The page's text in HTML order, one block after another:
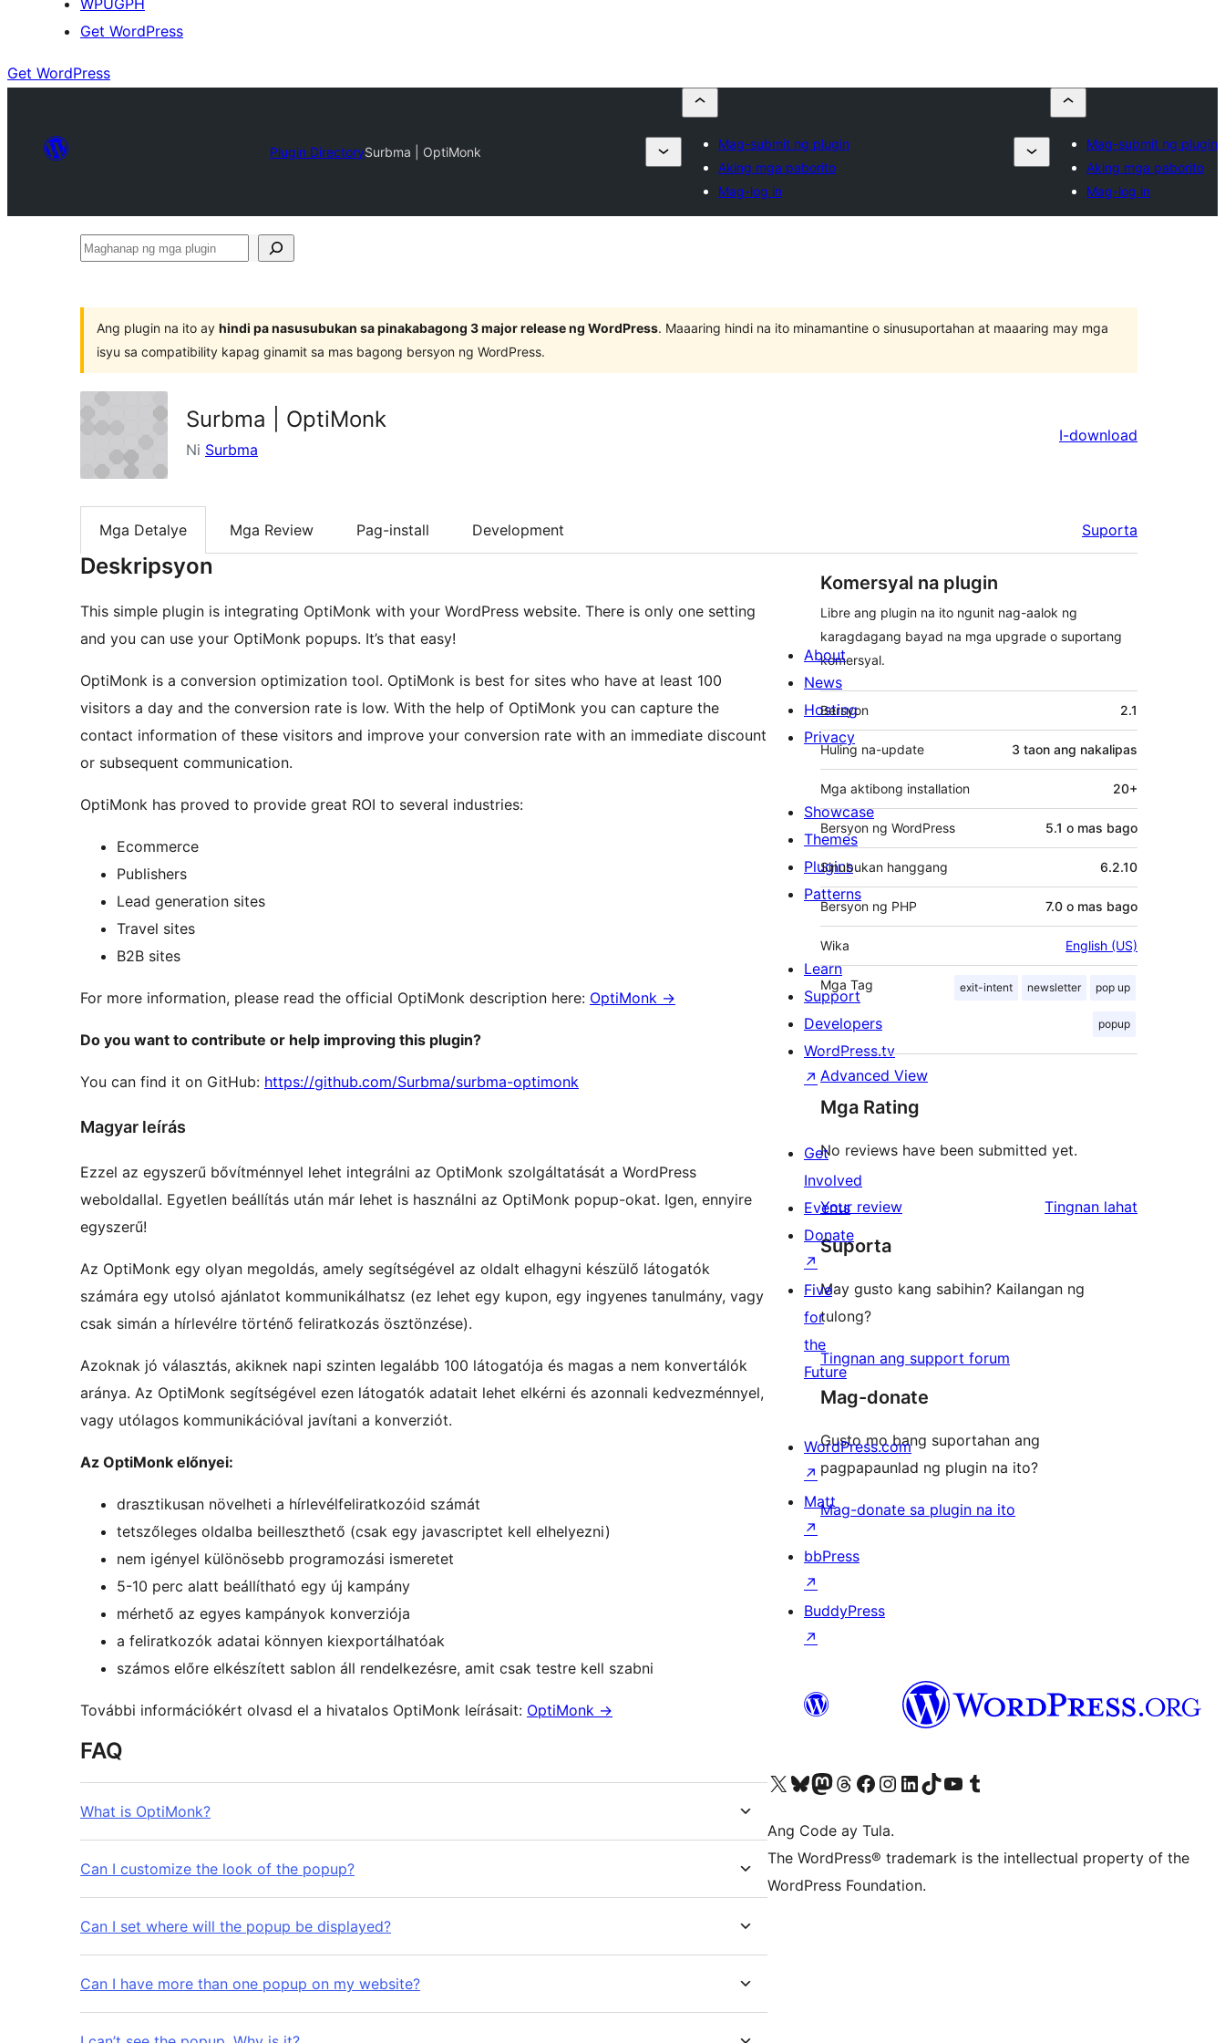
WPUGPH
Get WordPress
Get WordPress
Plugin DirectorySurbma | OptiMonk
Mag-submit ng plugin
Aking mga paborito
Mag-log in
Mag-submit ng plugin
Aking mga paborito
Mag-log in
Maghanap
plugin
Ang plugin na ito ay hindi pa nasusubukan sa pinakabagong 3 major release ng WordPress. Maaaring hindi na ito minamantine o sinusuportahan at maaaring may mga
isyu sa compatibility kapag ginamit sa mas bagong bersyon ng WordPress.
Surbma | OptiMonk
Ni Surbma
I-download
Mga Detalye Mga Review Pag-install Development Suporta
Deskripsyon
This simple plugin is integrating OptiMonk with your WordPress website. There is only one setting
and you can use your OptiMonk popups. It’s that easy!
OptiMonk is a conversion optimization tool. OptiMonk is best for sites who have at least 100
visitors a day and the conversion rate is low. With the help of OptiMonk you can capture the
contact information of these visitors and improve your conversion rate with an immediate discount
or subsequent communication.
OptiMonk has proved to provide great ROI to several industries:
Ecommerce
Publishers
Lead generation sites
Travel sites
B2B sites
For more information, please read the official OptiMonk description here: OptiMonk →
Do you want to contribute or help improving this plugin?
You can find it on GitHub: https://github.com/Surbma/surbma-optimonk
Magyar leírás
Ezzel az egyszerű bővítménnyel lehet integrálni az OptiMonk szolgáltatását a WordPress
weboldallal. Egyetlen beállítás után már lehet is használni az OptiMonk popup-okat. Igen, ennyire
egyszerű!
Az OptiMonk egy olyan megoldás, amely segítségével az oldalt elhagyni készülő látogatók
számára egy utolsó ajánlatot kommunikálhatsz (ez lehet egy kupon, egy ingyenes tanulmány, vagy
csak simán a hírlevélre történő feliratkozás ösztönzése).
Azoknak jó választás, akiknek napi szinten legalább 100 látogatója és magas a nem konvertálók
aránya. Az OptiMonk segítségével ezen látogatók adatait lehet elkérni és azonnali kedvezménnyel,
vagy utólagos kommunikációval javítani a konverziót.
Az OptiMonk előnyei:
drasztikusan növelheti a hírlevélfeliratkozóid számát
tetszőleges oldalba beilleszthető (csak egy javascriptet kell elhelyezni)
nem igényel különösebb programozási ismeretet
5-10 perc alatt beállítható egy új kampány
mérhető az egyes kampányok konverziója
a feliratkozók adatai könnyen kiexportálhatóak
számos előre elkészített sablon áll rendelkezésre, amit csak testre kell szabni
További információkért olvasd el a hivatalos OptiMonk leírásait: OptiMonk →
FAQ
What is OptiMonk?
Can I customize the look of the popup?
Can I set where will the popup be displayed?
Can I have more than one popup on my website?
Komersyal na plugin
Libre ang plugin na ito ngunit nag-aalok ng
karagdagang bayad na mga upgrade o suportang
komersyal.
Meta
Bersyon 2.1
Huling na-update 3 taon ang nakalipas
Mga aktibong installation 20+
Bersyon ng WordPress 5.1 o mas bago
Sinubukan hanggang 6.2.10
Bersyon ng PHP 7.0 o mas bago
Wika English (US)
Mga Tag exit-intent newsletter pop up
popup
Advanced View
Mga Rating
No reviews have been submitted yet.
Your review Tingnan lahat
Suporta
May gusto kang sabihin? Kailangan ng
tulong?
Tingnan ang support forum
Mag-donate
Gusto mo bang suportahan ang
pagpapaunlad ng plugin na ito?
Mag-donate sa plugin na ito
About
News
Hosting
Privacy
Showcase
Themes
Plugins
Patterns
Learn
Support
Developers
WordPress.tv
↗
Get
Involved
Events
Donate
↗
Five
for
the
Future
WordPress.com
↗
Matt
↗
bbPress
↗
BuddyPress
↗
Visit our X (formerly Twitter) account
Bisitahin ang aming Bluesky account
Visit our Mastodon account
Bisitahin ang aming Threads account
Visit our Facebook page
Visit our Instagram account
Visit our LinkedIn account
Bisitahin ang aming TikTok account
Visit our YouTube channel
Bisitahin ang aming Tumblr account
Ang Code ay Tula.
The WordPress® trademark is the intellectual property of the
WordPress Foundation.